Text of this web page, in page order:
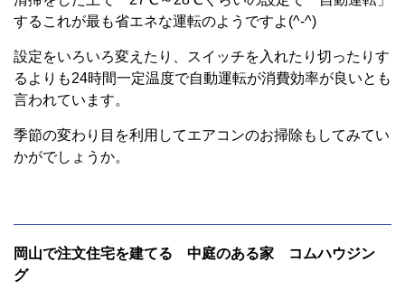
するこれが最も省エネな運転のようですよ(^-^)
設定をいろいろ変えたり、スイッチを入れたり切ったりす
るよりも24時間一定温度で自動運転が消費効率が良いとも
言われています。
季節の変わり目を利用してエアコンのお掃除もしてみてい
かがでしょうか。
岡山で注文住宅を建てる 中庭のある家 コムハウジン
グ